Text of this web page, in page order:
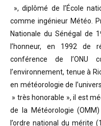
», diplômé de l’École
comme ingénieur Météo.
Nationale du Sénégal de
l’honneur, en 1992 de
conférence de l’ONU
l’environnement, tenue à
en météorologie de
» très honorable », il est
de la Météorologie
l’ordre national du mérite